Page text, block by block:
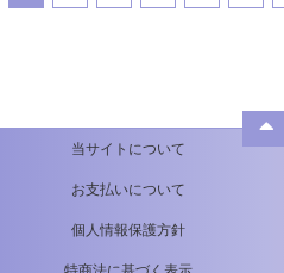
当サイトについて
お支払いについて
個人情報保護方針